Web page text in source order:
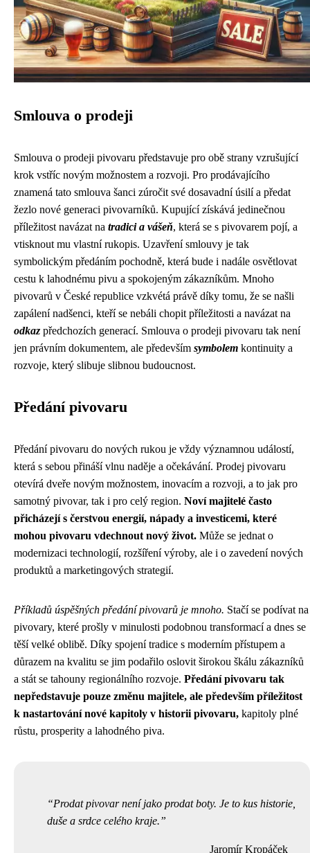
Smlouva o prodeji
Smlouva o prodeji pivovaru představuje pro obě strany vzrušující
krok vstříc novým možnostem a rozvoji. Pro prodávajícího
znamená tato smlouva šanci zúročit své dosavadní úsilí a předat
žezlo nové generaci pivovarníků. Kupující získává jedinečnou
příležitost navázat na tradici a vášeň, která se s pivovarem pojí, a
vtisknout mu vlastní rukopis. Uzavření smlouvy je tak
symbolickým předáním pochodně, která bude i nadále osvětlovat
cestu k lahodnému pivu a spokojeným zákazníkům. Mnoho
pivovarů v České republice vzkvétá právě díky tomu, že se našli
zapálení nadšenci, kteří se nebáli chopit příležitosti a navázat na
odkaz předchozích generací. Smlouva o prodeji pivovaru tak není
jen právním dokumentem, ale především symbolem kontinuity a
rozvoje, který slibuje slibnou budoucnost.
Předání pivovaru
Předání pivovaru do nových rukou je vždy významnou událostí,
která s sebou přináší vlnu naděje a očekávání. Prodej pivovaru
otevírá dveře novým možnostem, inovacím a rozvoji, a to jak pro
samotný pivovar, tak i pro celý region. Noví majitelé často
přicházejí s čerstvou energií, nápady a investicemi, které
mohou pivovaru vdechnout nový život. Může se jednat o
modernizaci technologií, rozšíření výroby, ale i o zavedení nových
produktů a marketingových strategií.
Příkladů úspěšných předání pivovarů je mnoho. Stačí se podívat na
pivovary, které prošly v minulosti podobnou transformací a dnes se
těší velké oblibě. Díky spojení tradice s moderním přístupem a
důrazem na kvalitu se jim podařilo oslovit širokou škálu zákazníků
a stát se tahouny regionálního rozvoje. Předání pivovaru tak
nepředstavuje pouze změnu majitele, ale především příležitost
k nastartování nové kapitoly v historii pivovaru, kapitoly plné
růstu, prosperity a lahodného piva.
Prodat pivovar není jako prodat boty. Je to kus historie,
duše a srdce celého kraje.
Jaromír Kropáček